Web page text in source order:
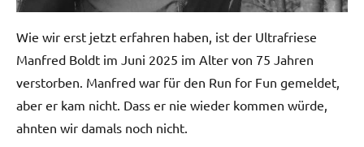
Wie wir erst jetzt erfahren haben, ist der Ultrafriese
Manfred Boldt im Juni 2025 im Alter von 75 Jahren
verstorben. Manfred war für den Run for Fun gemeldet,
aber er kam nicht. Dass er nie wieder kommen würde,
ahnten wir damals noch nicht.